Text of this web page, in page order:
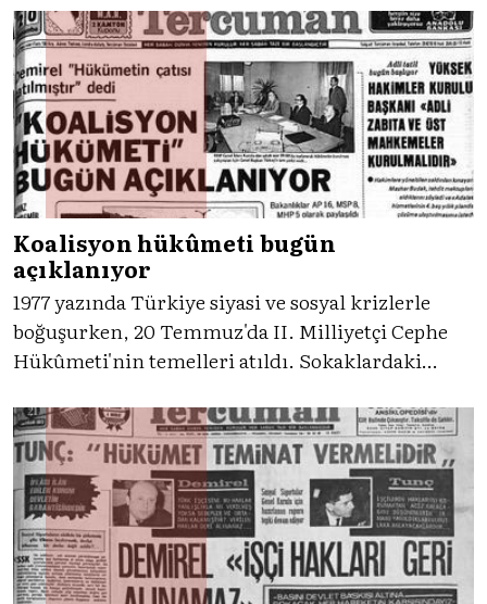
manşetlerine taşıyor. Güvenoyu öncesi
Ankara’daki yüksek siyasi tansiyon, gazete
sayfalarında tüm hatlarıyla hissettiriliyor.
Koalisyon hükûmeti bugün
açıklanıyor
1977 yazında Türkiye siyasi ve sosyal krizlerle
boğuşurken, 20 Temmuz'da II. Milliyetçi Cephe
Hükûmeti'nin temelleri atıldı. Sokaklardaki
Ankara kulislerinde sağlanan tarihî koalisyon
uzlaşısının detaylarını, Tercüman gazetesi
eşliğinde inceliyoruz.